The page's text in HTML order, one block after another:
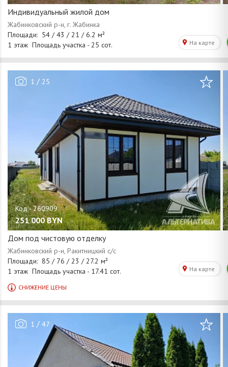
Индивидуальный жилой дом
1 / 25
251 000 BYN
Дом под чистовую отделку
1 / 47